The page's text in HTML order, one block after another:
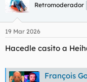
c
i
e
:
Retromoderador
19 Mar 2026
Hacedle casito a
François Gallardo le exige